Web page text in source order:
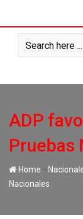
content
ADP
Pruebas
Home -
Nacionales